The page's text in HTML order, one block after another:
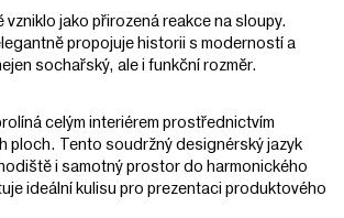
jako přirozená reakce na sloupy.
propojuje historii s moderností a
sochařský, ale i funkční rozměr.
celým interiérem prostřednictvím
ploch. Tento soudržný designérský jazyk
i samotný prostor do harmonického
ideální kulisu pro prezentaci produktového